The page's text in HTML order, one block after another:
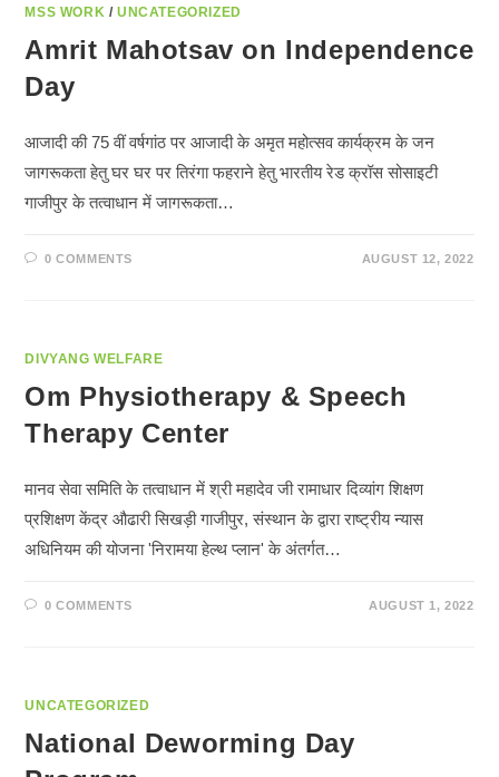
MSS WORK /UNCATEGORIZED
Amrit Mahotsav on Independence
Day
आजादी की 75 वीं वर्षगांठ पर आजादी के अमृत महोत्सव कार्यक्रम के जन
जागरूकता हेतु घर घर पर तिरंगा फहराने हेतु भारतीय रेड क्रॉस सोसाइटी
गाजीपुर के तत्वाधान में जागरूकता…
0 COMMENTS AUGUST 12, 2022
DIVYANG WELFARE
Om Physiotherapy & Speech
Therapy Center
मानव सेवा समिति के तत्वाधान में श्री महादेव जी रामाधार दिव्यांग शिक्षण
प्रशिक्षण केंद्र औढारी सिखड़ी गाजीपुर, संस्थान के द्वारा राष्ट्रीय न्यास
अधिनियम की योजना 'निरामया हेल्थ प्लान' के अंतर्गत…
0 COMMENTS AUGUST 1, 2022
UNCATEGORIZED
National Deworming Day